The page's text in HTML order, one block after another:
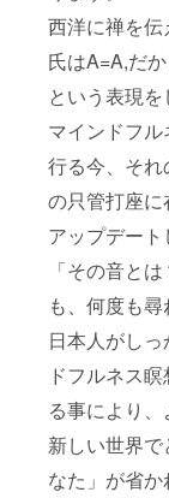
西洋に禅を
氏はA=A,だ
という表現を
マインドフ
行る今、そ
の只管打座に
アップデート
「その音と
も、何度も尋
日本人がし
ドフルネス
る事により
新しい世界
なた」が省か